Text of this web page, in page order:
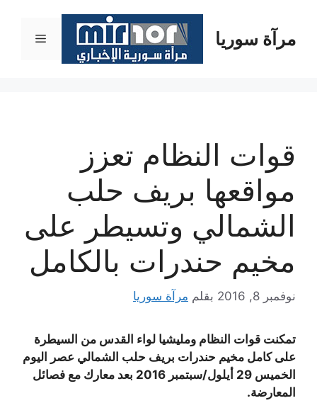
المحتوىمرآة سوريا القائمة
قوات النظام تعزز
مواقعها بريف حلب
الشمالي وتسيطر على
مخيم حندرات بالكامل
نوفمبر 8, 2016 بقلم مرآة سوريا
تمكنت قوات النظام ومليشيا لواء القدس من السيطرة
على كامل مخيم حندرات بريف حلب الشمالي عصر اليوم
الخميس 29 أيلول/سبتمبر 2016 بعد معارك مع فصائل
المعارضة.